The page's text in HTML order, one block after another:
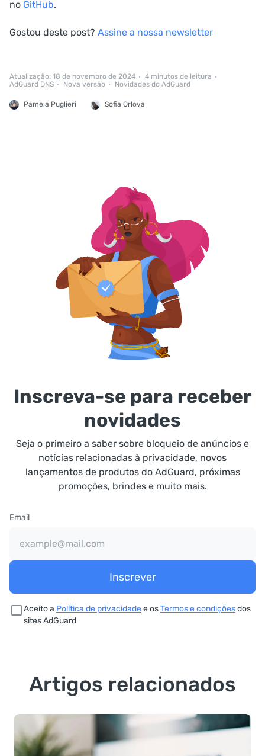
no GitHub.
Gostou deste post? Assine a nossa newsletter
Atualização: 18 de novembro de 2024
4 minutos de leitura
AdGuard DNS
Nova versão Novidades do AdGuard
Pamela Puglieri Sofia Orlova
Inscreva-se para receber
novidades
Seja o primeiro a saber sobre bloqueio de anúncios e
notícias relacionadas à privacidade, novos
lançamentos de produtos do AdGuard, próximas
promoções, brindes e muito mais.
Email
Inscrever
Aceito a Política de privacidadee osTermos e condiçõesdos
sites AdGuard
Artigos relacionados